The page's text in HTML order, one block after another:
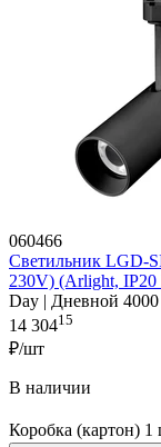
060466
Светильник LGD-
230V) (Arlight, IP20
Day | Дневной
14 30415
₽/шт
В наличии
Коробка (картон)